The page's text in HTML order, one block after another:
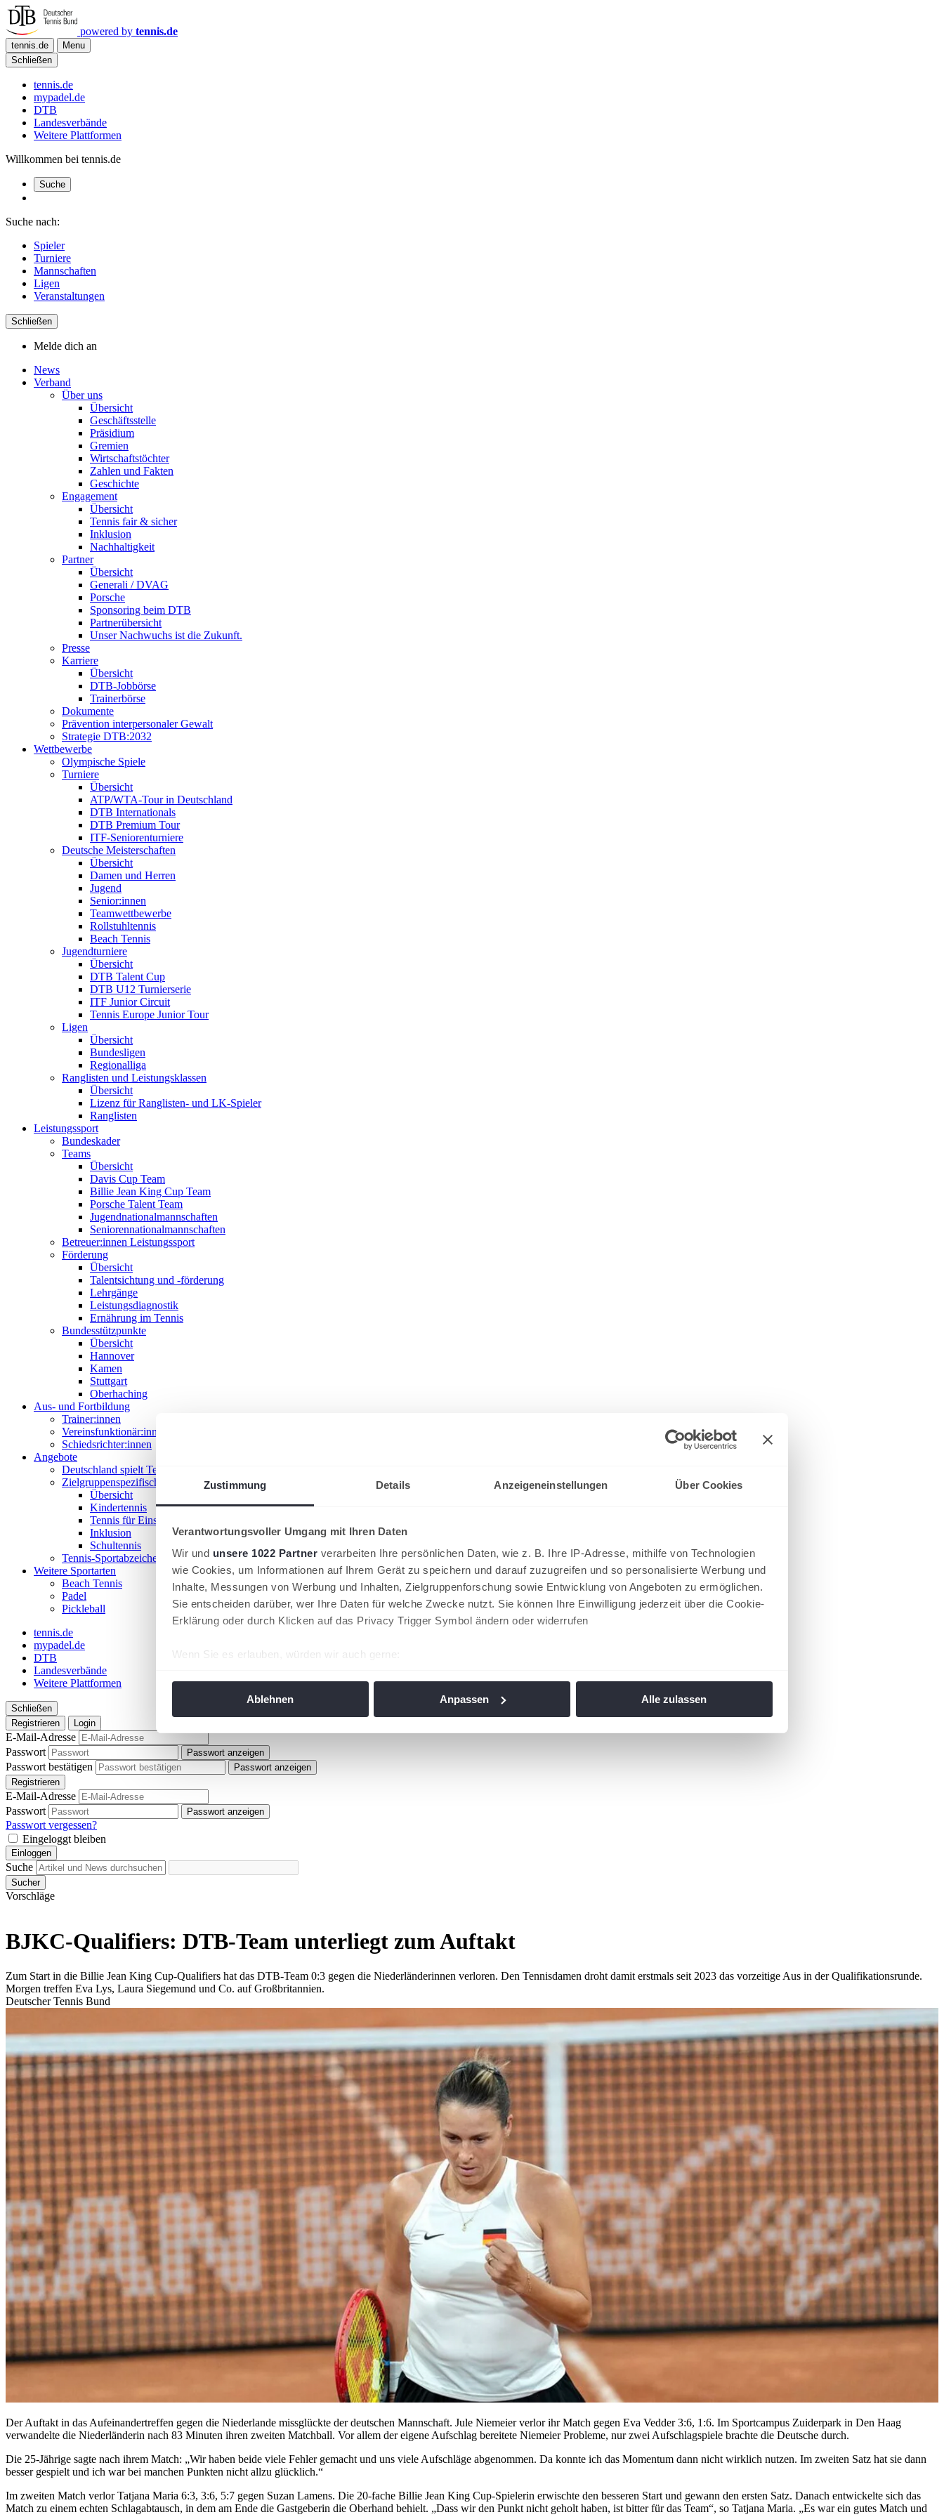
Zustimmung Details Anzeigeneinstellungen Über Cookies
Verantwortungsvoller Umgang mit Ihren Daten
Wir und unsere 1022 Partner verarbeiten Ihre persönlichen Daten, wie z. B. Ihre IP-Adresse, mithilfe von Technologien
wie Cookies, um Informationen auf Ihrem Gerät zu speichern und darauf zuzugreifen und so personalisierte Werbung und
Inhalte, Messungen von Werbung und Inhalten, Zielgruppenforschung sowie Entwicklung von Angeboten zu ermöglichen.
Sie entscheiden darüber, wer Ihre Daten für welche Zwecke nutzt. Sie können Ihre Einwilligung jederzeit über die Cookie-
Erklärung oder durch Klicken auf das Privacy Trigger Symbol ändern oder widerrufen
Wenn Sie es erlauben, würden wir auch gerne:
Wir verwenden Cookies, um Inhalte und Anzeigen zu personalisieren, Funktionen für soziale Medien anbieten zu können
und die Zugriffe auf unsere Website zu analysieren. Außerdem geben wir Informationen zu Ihrer Verwendung unserer
möglicherweise mit weiteren Daten zusammen, die Sie ihnen bereitgestellt haben oder die sie im Rahmen Ihrer Nutzung
Ablehnen Anpassen Alle zulassen
powered by tennis.de
tennis.de
Menu
Schließen
tennis.de
mypadel.de
DTB
Landesverbände
Weitere Plattformen
Willkommen bei tennis.de
Suche
Suche nach:
Spieler
Turniere
Mannschaften
Ligen
Veranstaltungen
Schließen
Melde dich an
News
Verband
Über uns
Übersicht
Geschäftsstelle
Präsidium
Gremien
Wirtschaftstöchter
Zahlen und Fakten
Geschichte
Engagement
Übersicht
Tennis fair & sicher
Inklusion
Nachhaltigkeit
Partner
Übersicht
Generali / DVAG
Porsche
Sponsoring beim DTB
Partnerübersicht
Unser Nachwuchs ist die Zukunft.
Presse
Karriere
Übersicht
DTB-Jobbörse
Trainerbörse
Dokumente
Prävention interpersonaler Gewalt
Strategie DTB:2032
Wettbewerbe
Olympische Spiele
Turniere
Übersicht
ATP/WTA-Tour in Deutschland
DTB Internationals
DTB Premium Tour
ITF-Seniorenturniere
Deutsche Meisterschaften
Übersicht
Damen und Herren
Jugend
Senior:innen
Teamwettbewerbe
Rollstuhltennis
Beach Tennis
Jugendturniere
Übersicht
DTB Talent Cup
DTB U12 Turnierserie
ITF Junior Circuit
Tennis Europe Junior Tour
Ligen
Übersicht
Bundesligen
Regionalliga
Ranglisten und Leistungsklassen
Übersicht
Lizenz für Ranglisten- und LK-Spieler
Ranglisten
Leistungssport
Bundeskader
Teams
Übersicht
Davis Cup Team
Billie Jean King Cup Team
Porsche Talent Team
Jugendnationalmannschaften
Seniorennationalmannschaften
Betreuer:innen Leistungssport
Förderung
Übersicht
Talentsichtung und -förderung
Lehrgänge
Leistungsdiagnostik
Ernährung im Tennis
Bundesstützpunkte
Übersicht
Hannover
Kamen
Stuttgart
Oberhaching
Aus- und Fortbildung
Trainer:innen
Vereinsfunktionär:innen
Schiedsrichter:innen
Angebote
Deutschland spielt Tennis
Zielgruppenspezifische Angebote
Übersicht
Kindertennis
Tennis für Einsteiger 18+
Inklusion
Schultennis
Tennis-Sportabzeichen
Weitere Sportarten
Beach Tennis
Padel
Pickleball
tennis.de
mypadel.de
DTB
Landesverbände
Weitere Plattformen
Schließen
Registrieren
Login
E-Mail-Adresse
Passwort
Passwort anzeigen
Passwort bestätigen
Passwort anzeigen
Registrieren
E-Mail-Adresse
Passwort
Passwort anzeigen
Passwort vergessen?
Eingeloggt bleiben
Einloggen
Suche
Sucher
Vorschläge
BJKC-Qualifiers: DTB-Team unterliegt zum Auftakt
Zum Start in die Billie Jean King Cup-Qualifiers hat das DTB-Team 0:3 gegen die Niederländerinnen verloren. Den Tennisdamen droht damit erstmals seit 2023 das vorzeitige Aus in der Qualifikationsrunde.
Morgen treffen Eva Lys, Laura Siegemund und Co. auf Großbritannien.
Deutscher Tennis Bund
Der Auftakt in das Aufeinandertreffen gegen die Niederlande missglückte der deutschen Mannschaft. Jule Niemeier verlor ihr Match gegen Eva Vedder 3:6, 1:6. Im Sportcampus Zuiderpark in Den Haag
verwandelte die Niederländerin nach 83 Minuten ihren zweiten Matchball. Vor allem der eigene Aufschlag bereitete Niemeier Probleme, nur zwei Aufschlagspiele brachte die Deutsche durch.
Die 25-Jährige sagte nach ihrem Match: „Wir haben beide viele Fehler gemacht und uns viele Aufschläge abgenommen. Da konnte ich das Momentum dann nicht wirklich nutzen. Im zweiten Satz hat sie dann
besser gespielt und ich war bei manchen Punkten nicht allzu glücklich.“
Im zweiten Match verlor Tatjana Maria 6:3, 3:6, 5:7 gegen Suzan Lamens. Die 20-fache Billie Jean King Cup-Spielerin erwischte den besseren Start und gewann den ersten Satz. Danach entwickelte sich das
Match zu einem echten Schlagabtausch, in dem am Ende die Gastgeberin die Oberhand behielt. „Dass wir den Punkt nicht geholt haben, ist bitter für das Team“, so Tatjana Maria. „Es war ein gutes Match und